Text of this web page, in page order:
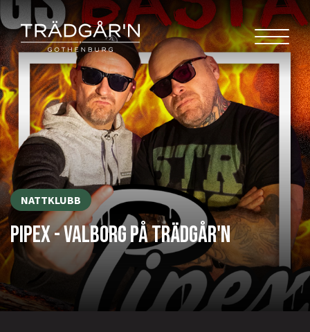
NATTKLUBB
PIPEX - VALBORG PÅ TRÄDGÅR'N